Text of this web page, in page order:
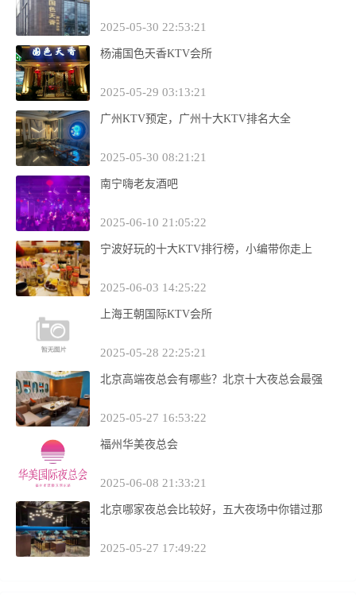
2025-05-30 22:53:21
杨浦国色天香KTV会所
2025-05-29 03:13:21
广州KTV预定，广州十大KTV排名大全
2025-05-30 08:21:21
南宁嗨老友酒吧
2025-06-10 21:05:22
宁波好玩的十大KTV排行榜，小编带你走上
2025-06-03 14:25:22
上海王朝国际KTV会所
2025-05-28 22:25:21
北京高端夜总会有哪些？北京十大夜总会最强
2025-05-27 16:53:22
福州华美夜总会
2025-06-08 21:33:21
北京哪家夜总会比较好，五大夜场中你错过那
2025-05-27 17:49:22